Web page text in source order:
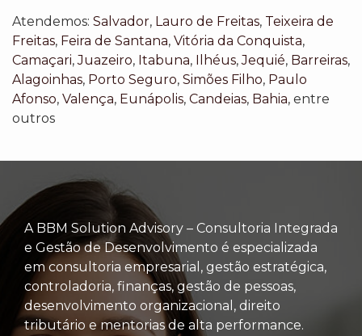
Atendemos: Salvador, Lauro de Freitas, Teixeira de
Freitas, Feira de Santana, Vitória da Conquista,
Camaçari,Juazeiro, Itabuna, Ilhéus,Jequié, Barreiras,
Alagoinhas, Porto Seguro, Simões Filho, Paulo
Afonso, Valença, Eunápolis, Candeias, Bahia, entre
outros
A BBM Solution Advisory – Consultoria Integrada
e Gestão de Desenvolvimento é especializada
em consultoria empresarial, gestão estratégica,
controladoria, finanças, gestão de pessoas,
desenvolvimento organizacional, direito
tributário e mentorias de alta performance.